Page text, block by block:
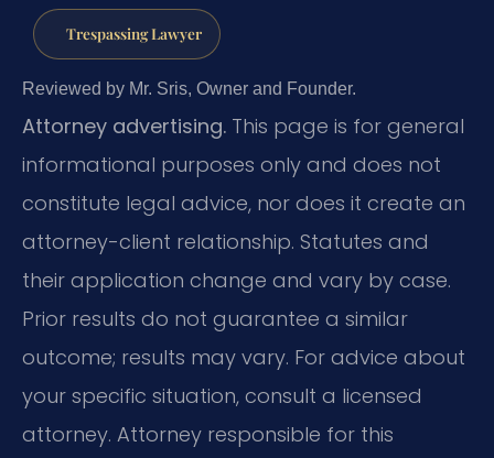
Trespassing Lawyer
Reviewed by Mr. Sris, Owner and Founder.
Attorney advertising. This page is for general
informational purposes only and does not
constitute legal advice, nor does it create an
attorney-client relationship. Statutes and
their application change and vary by case.
Prior results do not guarantee a similar
outcome; results may vary. For advice about
your specific situation, consult a licensed
attorney. Attorney responsible for this